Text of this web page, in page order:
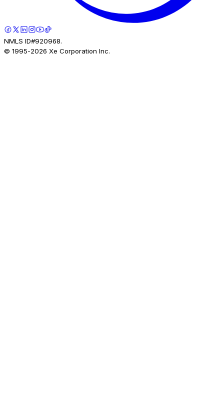
NMLS ID#920968.
© 1995-2026 Xe Corporation Inc.